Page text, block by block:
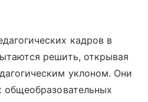
кадров в
решить, открывая
уклоном. Они
общеобразовательных